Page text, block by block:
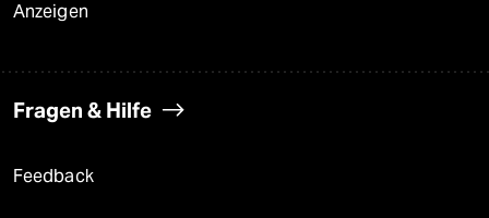
Anzeigen
Fragen & Hilfe
Feedback